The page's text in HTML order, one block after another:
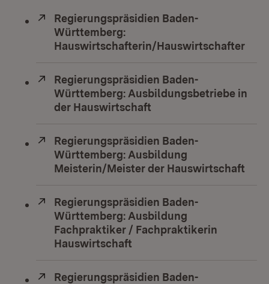
Extern:
Regierungspräsidien Baden-
Württemberg:
Hauswirtschafterin/Hauswirtschafter
Extern:
Regierungspräsidien Baden-
Württemberg: Ausbildungsbetriebe in
der Hauswirtschaft
Extern:
Regierungspräsidien Baden-
Württemberg: Ausbildung
Meisterin/Meister der Hauswirtschaft
Extern:
Regierungspräsidien Baden-
Württemberg: Ausbildung
Fachpraktiker / Fachpraktikerin
Hauswirtschaft
Extern:
Regierungspräsidien Baden-